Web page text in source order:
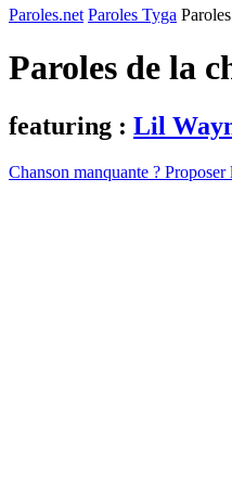
Paroles.net Paroles Tyga
Paroles de la
featuring : Lil
Chanson manquante ? Proposer